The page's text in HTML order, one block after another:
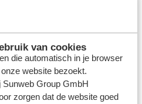
van cookies
die automatisch in je browser
website bezoekt.
Sunweb Group GmbH
zorgen dat de website goed